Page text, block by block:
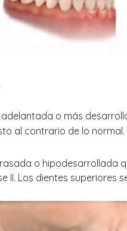
o más
al contrario de lo normal.
o hipodesarrollada
Los dientes superiores